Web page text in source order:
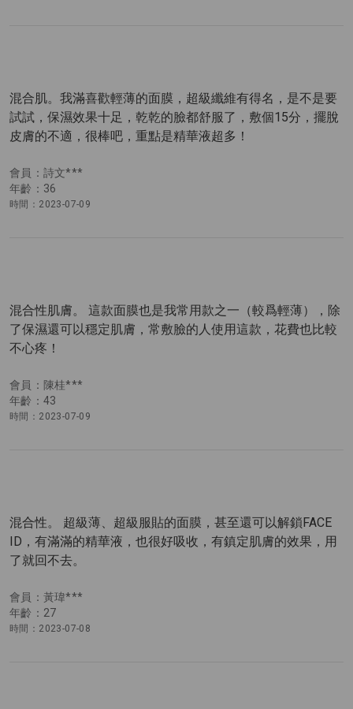
會員：詩文***
年齡：36
時間：2023-07-09
混合肌。我滿喜歡輕薄的面膜，超級纖維有得名，是不是要
試試，保濕效果十足，乾乾的臉都舒服了，敷個15分，擺脫
皮膚的不適，很棒吧，重點是精華液超多！
會員：陳桂***
年齡：43
時間：2023-07-09
混合性肌膚。 這款面膜也是我常用款之一（較爲輕薄），除
了保濕還可以穩定肌膚，常敷臉的人使用這款，花費也比較
不心疼！
會員：黃瑋***
年齡：27
時間：2023-07-08
混合性。 超級薄、超級服貼的面膜，甚至還可以解鎖FACE
ID，有滿滿的精華液，也很好吸收，有鎮定肌膚的效果，用
了就回不去。